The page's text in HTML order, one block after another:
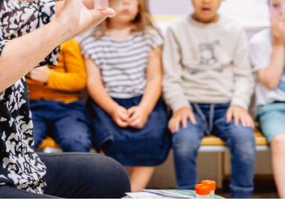
ma plante donne plus de fruits ?"
théoriques = il faut avoir plus de fleurs et donc
plante ?
à mettre en place, après avoir trouvé une